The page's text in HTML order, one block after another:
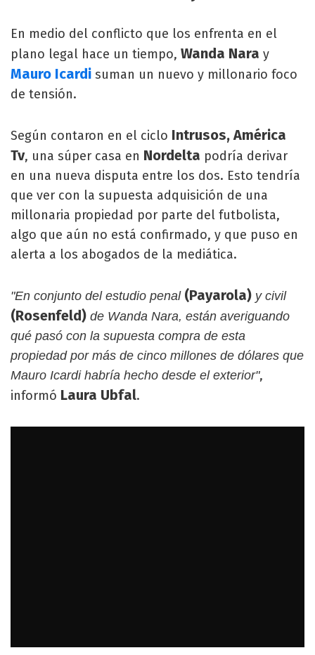
En medio del conflicto que los enfrenta en el
plano legal hace un tiempo, Wanda Nara y
Mauro Icardi suman un nuevo y millonario foco
de tensión.
Según contaron en el ciclo Intrusos, América
Tv, una súper casa en Nordelta podría derivar
en una nueva disputa entre los dos. Esto tendría
que ver con la supuesta adquisición de una
millonaria propiedad por parte del futbolista,
algo que aún no está confirmado, y que puso en
alerta a los abogados de la mediática.
"En conjunto del estudio penal (Payarola) y civil
(Rosenfeld) de Wanda Nara, están averiguando
qué pasó con la supuesta compra de esta
propiedad por más de cinco millones de dólares que
Mauro Icardi habría hecho desde el exterior",
informó Laura Ubfal.